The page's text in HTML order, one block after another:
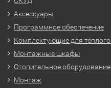
Аксессуары
Программное обеспечение
Комплектующие для
Монтажные шкафы
Отопительное оборудование
Монтаж